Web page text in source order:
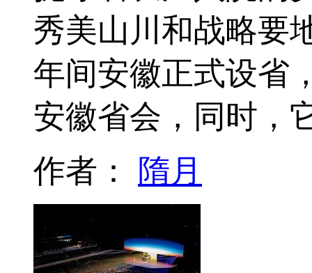
秀美山川和战略要
年间安徽正式设省
安徽省会，同时
作者： 隋月